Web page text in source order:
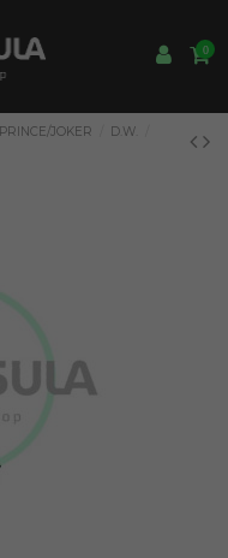
0
PRINCE/JOKER
D.W.